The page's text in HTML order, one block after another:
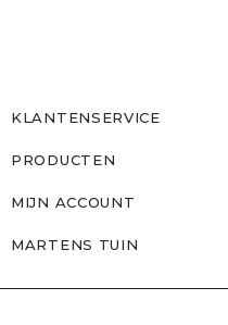
KLANTENSERVICE
PRODUCTEN
MIJN ACCOUNT
MARTENS TUIN